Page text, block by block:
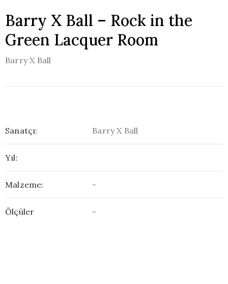
Barry X Ball – Rock in the
Green Lacquer Room
Barry X Ball
Sanatçı: Barry X Ball
Yıl:
Malzeme: -
Ölçüler -